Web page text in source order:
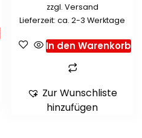
zzgl. Versand
Lieferzeit: ca. 2-3 Werktage
In den Warenkorb
Zur Wunschliste
hinzufügen